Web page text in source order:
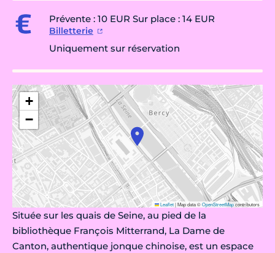
Prévente : 10 EUR Sur place : 14 EUR
Billetterie
Uniquement sur réservation
+
−
Leaflet|Map data ©OpenStreetMapcontributors
Située sur les quais de Seine, au pied de la
bibliothèque François Mitterrand, La Dame de
Canton, authentique jonque chinoise, est un espace